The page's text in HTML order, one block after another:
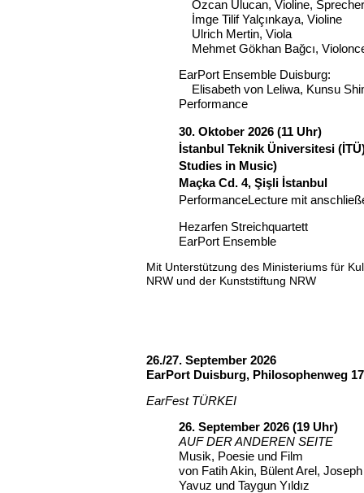
Özcan Ulucan, Violine, Sprecher
İmge Tilif Yalçınkaya, Violine
Ulrich Mertin, Viola
Mehmet Gökhan Bağcı,
EarPort Ensemble Duisburg:
Elisabeth von Leliwa, Kunsu
Performance
30. Oktober 2026 (11 Uhr)
İstanbul Teknik Üniversitesi
Studies in Music)
Maçka Cd. 4, Şişli İstanbul
PerformanceLecture mit
Hezarfen Streichquartett
EarPort Ensemble
Mit Unterstützung des Ministeriums für
NRW und der Kunststiftung NRW
26./27. September 2026
EarPort Duisburg, Philosophenweg
EarFest TÜRKEI
26. September 2026 (19 Uhr)
AUF DER ANDEREN SEITE
Musik, Poesie und Film
von Fatih Akin, Bülent Arel,
Yavuz und Taygun Yıldız